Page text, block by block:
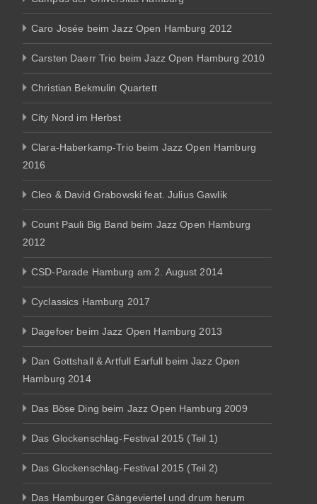
Caro Josée beim Jazz Open Hamburg 2012
Carsten Daerr Trio beim Jazz Open Hamburg 2010
Christian Bekmulin Quartett
City Nord im Herbst
Clara-Haberkamp-Trio beim Jazz Open Hamburg
2016
Cleo & David Grabowski feat. Julius Gawlik
Count Pauli Big Band beim Jazz Open Hamburg
2012
CSD-Parade Hamburg am 2. August 2014
Cyclassics Hamburg 2017
Dagefoer beim Jazz Open Hamburg 2013
Dan Gottshall & Artfull Earfull beim Jazz Open
Hamburg 2014
Das Böse Ding beim Jazz Open Hamburg 2009
Das Glockenschlag-Festival 2015 (Teil 1)
Das Glockenschlag-Festival 2015 (Teil 2)
Das Hamburger Gängeviertel und drum herum